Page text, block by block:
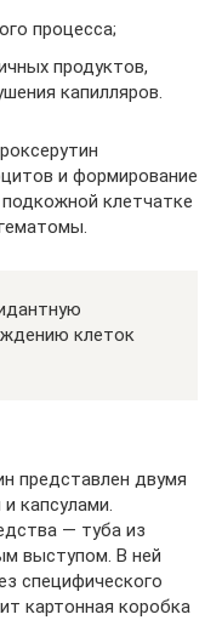
процесса;
продуктов,
капилляров.
и формирование
клетчатке
клеток
представлен двумя
капсулами.
— туба из
выступом. В ней
специфического
картонная коробка